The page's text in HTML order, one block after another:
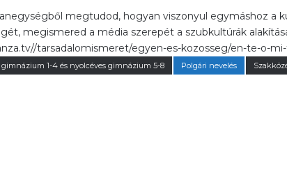
megtudod, hogyan viszonyul egymáshoz a
megismered a média szerepét a szubkultúrák
tarsadalomismeret/egyen-es-kozosseg/en-te-o-
gimnázium 1-4 és nyolcéves gimnázium 5-8 Polgári nevelés